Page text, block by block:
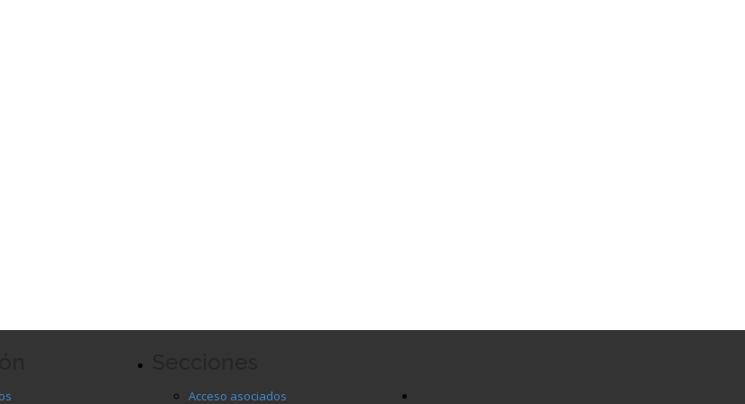
Acceso asociados